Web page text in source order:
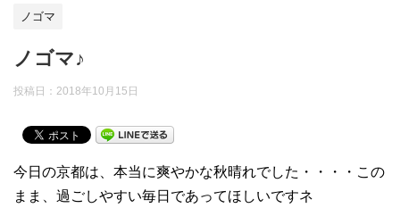
ノゴマ
ノゴマ♪
投稿日： 2018年10月15日
今日の京都は、本当に爽やかな秋晴れでした・・・・この
まま、過ごしやすい毎日であってほしいですネ